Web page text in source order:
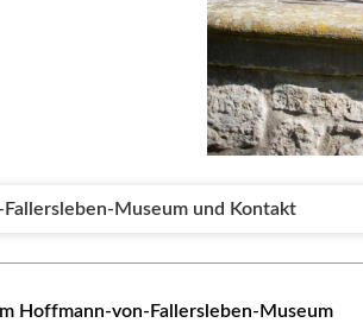
Museum und Kontakt
Hoffmann-von-Fallersleben-Museum